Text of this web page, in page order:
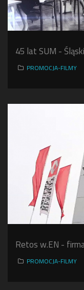
45 lat SUM -
PROMOCJA-FILMY
Retos w.EN -
PROMOCJA-FILMY